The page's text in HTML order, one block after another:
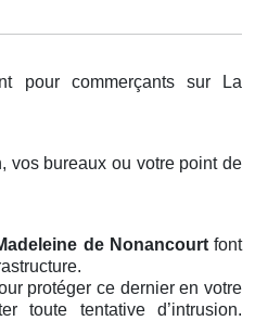
pour commerçants sur La
vos bureaux ou votre point de
de Nonancourt font
protéger ce dernier en votre
toute tentative d’intrusion.